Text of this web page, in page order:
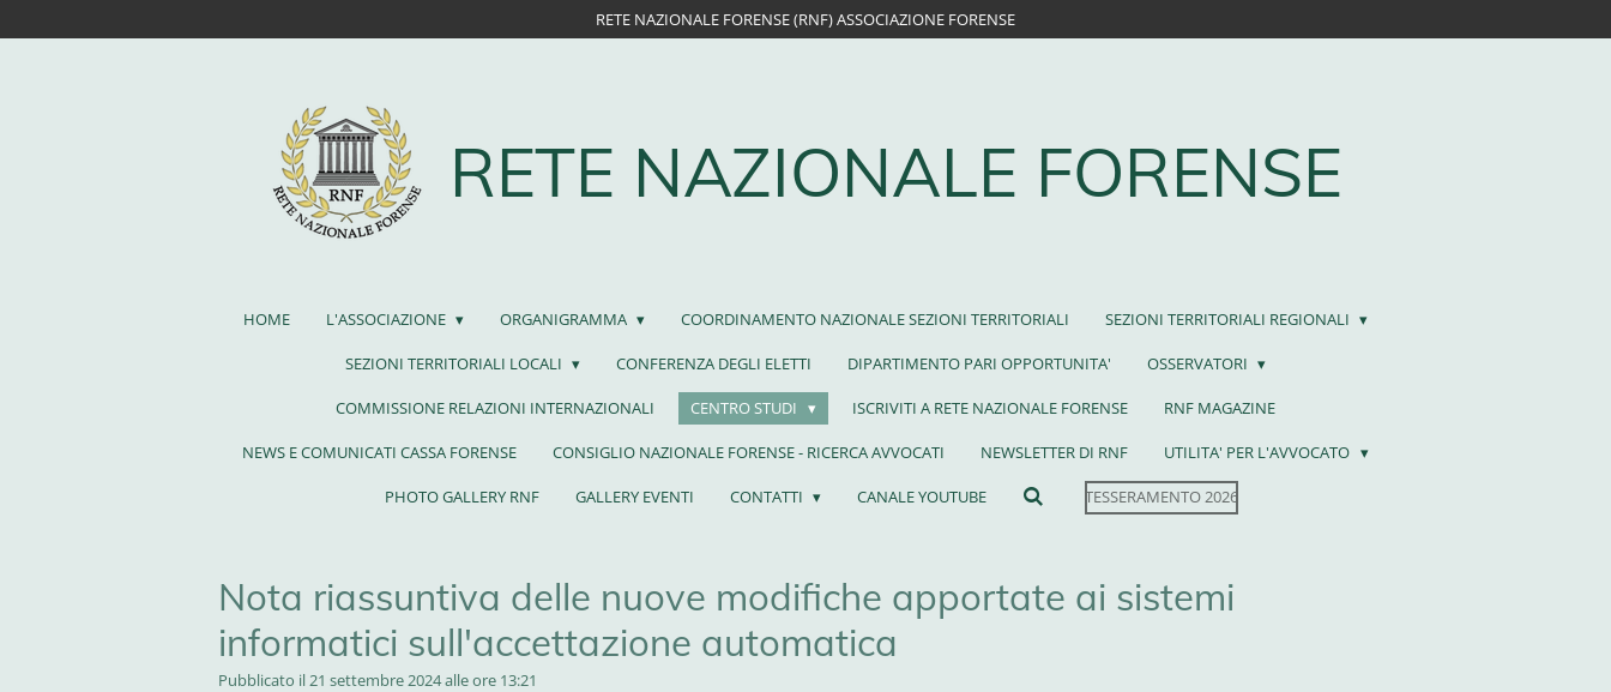
RETE NAZIONALE FORENSE (RNF) ASSOCIAZIONE FORENSE
RETE NAZIONALE FORENSE
HOME L'ASSOCIAZIONE ORGANIGRAMMA COORDINAMENTO NAZIONALE SEZIONI TERRITORIALI SEZIONI TERRITORIALI REGIONALI
SEZIONI TERRITORIALI LOCALI CONFERENZA DEGLI ELETTI DIPARTIMENTO PARI OPPORTUNITA' OSSERVATORI
COMMISSIONE RELAZIONI INTERNAZIONALI CENTRO STUDI ISCRIVITI A RETE NAZIONALE FORENSE RNF MAGAZINE
NEWS E COMUNICATI CASSA FORENSE CONSIGLIO NAZIONALE FORENSE - RICERCA AVVOCATI NEWSLETTER DI RNF UTILITA' PER L'AVVOCATO
PHOTO GALLERY RNF GALLERY EVENTI CONTATTI CANALE YOUTUBE TESSERAMENTO 2026
Nota riassuntiva delle nuove modifiche apportate ai sistemi
informatici sull'accettazione automatica
Pubblicato il 21 settembre 2024 alle ore 13:21